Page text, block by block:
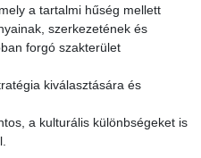
a tartalmi hűség mellett
szerkezetének és
forgó szakterület
kiválasztására és
a kulturális különbségeket is